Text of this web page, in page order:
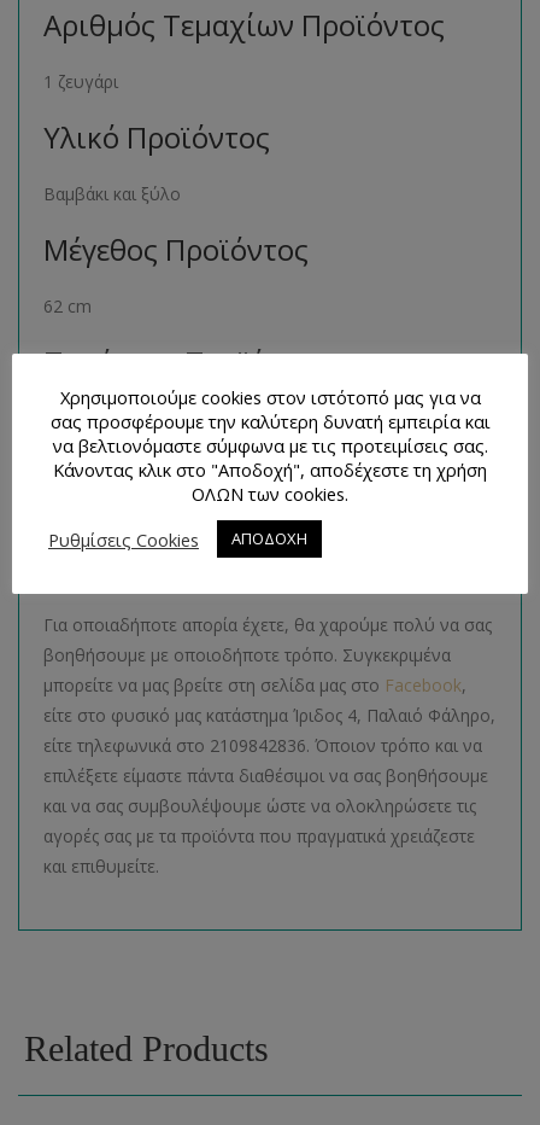
Αριθμός Τεμαχίων Προϊόντος
1 ζευγάρι
Υλικό Προϊόντος
Βαμβάκι και ξύλο
Μέγεθος Προϊόντος
62 cm
Παρόμοια Προϊόντα
Μπορείτε να βρείτε πολλά παρόμοια προϊόντα της ίδιας
κατηγορίας στο ηλεκτρονικό μας κατάστημα
ακολουθώντας τον σύνδεσμοεδώ.
Τρόποι Επικοινωνίας και
Για οποιαδήποτε απορία έχετε, θα χαρούμε πολύ να σας
βοηθήσουμε με οποιοδήποτε τρόπο. Συγκεκριμένα
μπορείτε να μας βρείτε στη σελίδα μας στο Facebook,
είτε στο φυσικό μας κατάστημα Ίριδος 4, Παλαιό Φάληρο,
είτε τηλεφωνικά στο 2109842836. Όποιον τρόπο και να
επιλέξετε είμαστε πάντα διαθέσιμοι να σας βοηθήσουμε
και να σας συμβουλέψουμε ώστε να ολοκληρώσετε τις
αγορές σας με τα προϊόντα που πραγματικά χρειάζεστε
και επιθυμείτε.
Related Products
Χρησιμοποιούμε cookies στον ιστότοπό μας για να
σας προσφέρουμε την καλύτερη δυνατή εμπειρία και
να βελτιονόμαστε σύμφωνα με τις προτειμίσεις σας.
Κάνοντας κλικ στο "Αποδοχή", αποδέχεστε τη χρήση
ΟΛΩΝ των cookies.
Ρυθμίσεις Cookies
ΑΠΟΔΟΧΗ